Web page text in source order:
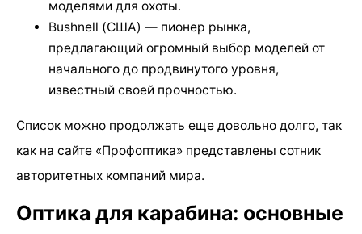
моделями для охоты.
Bushnell (США) — пионер рынка,
предлагающий огромный выбор моделей от
начального до продвинутого уровня,
известный своей прочностью.
Список можно продолжать еще довольно долго, так
как на сайте «Профоптика» представлены сотник
авторитетных компаний мира.
Оптика для карабина: основные